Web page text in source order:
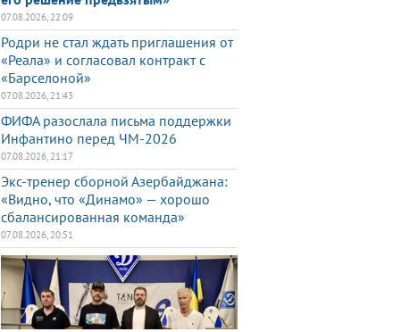
07.08.2026, 22:09
Родри не стал ждать приглашения от
«Реала» и согласовал контракт с
«Барселоной»
07.08.2026, 21:43
ФИФА разослала письма поддержки
Инфантино перед ЧМ-2026
07.08.2026, 21:17
Экс-тренер сборной Азербайджана:
«Видно, что «Динамо» — хорошо
сбалансированная команда»
07.08.2026, 20:51